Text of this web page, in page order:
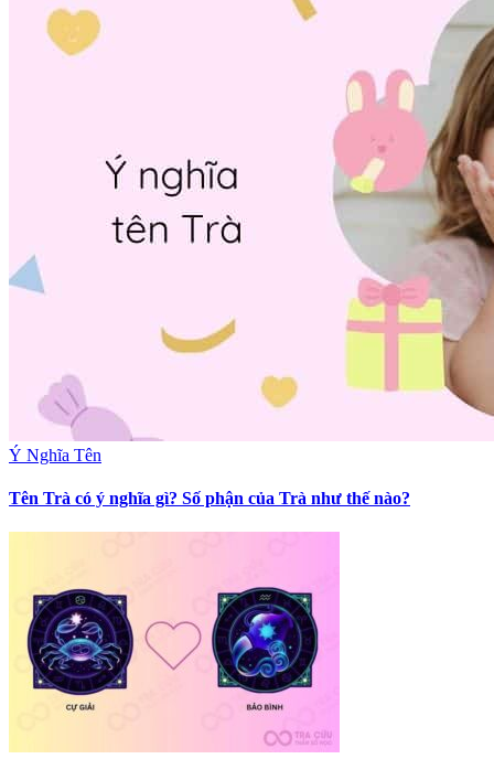
Ý Nghĩa Tên
Tên Trà có ý nghĩa gì? Số phận của Trà như thế nào?